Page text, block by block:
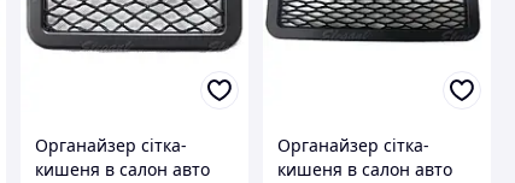
Органайзер сітка-
кишеня в салон авто
Органайзер сітка-
кишеня в салон авто